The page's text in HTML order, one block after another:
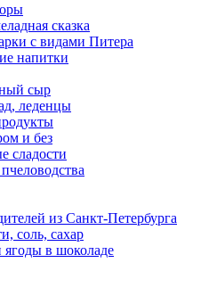
сказка
с видами Питера
напитки
сыр
леденцы
и без
сладости
из Санкт-Петербурга
соль, сахар
в шоколаде